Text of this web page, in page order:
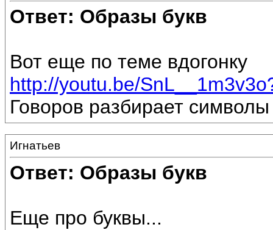
Ответ: Образы букв
Вот еще по теме вдогонку
http://youtu.be/
Говоров разбирает символы
Игнатьев
Ответ: Образы букв
Еще про буквы...